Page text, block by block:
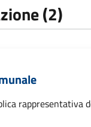
(2)
rappresentativa